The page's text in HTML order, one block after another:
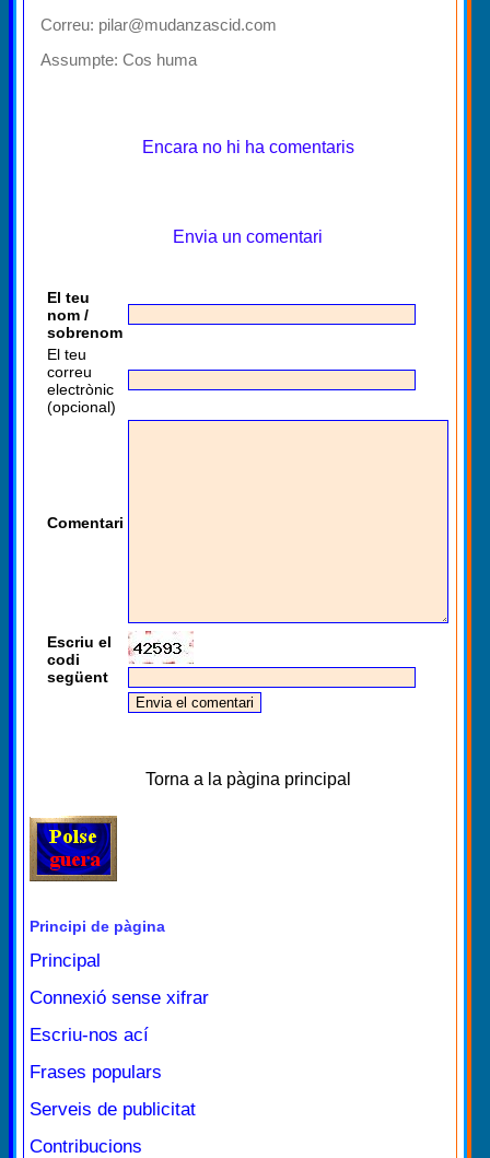
Correu: pilar@mudanzascid.com
Assumpte: Cos huma
Encara no hi ha comentaris
Envia un comentari
El teu
nom /
sobrenom
El teu
correu
electrònic
(opcional)
Comentari
Escriu el
codi
següent
Torna a la pàgina principal
Principi de pàgina
Principal
Connexió sense xifrar
Escriu-nos ací
Frases populars
Serveis de publicitat
Contribucions